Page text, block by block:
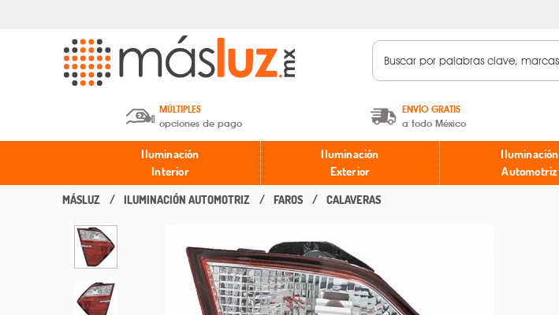
MÚLTIPLES
opciones de pago
Depósito en efectivo o Cheque y
Transferencia.
PayPal, Oxxo y Mercado Pago.
ENVÍO GRATIS
a todo México
A partir de $599 MXN.
* Aplican restricciones
Iluminación
Interior
Iluminación
Exterior
Iluminación
Automotriz
ILUMINACIÓN AUTOMOTRIZ FAROS CALAVERAS